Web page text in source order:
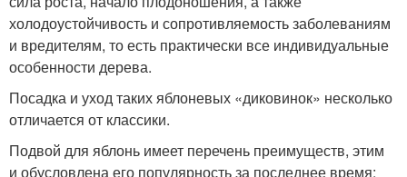
холодоустойчивость и сопротивляемость заболеваниям
и вредителям, то есть практически все индивидуальные
особенности дерева.
Посадка и уход таких яблоневых «диковинок» несколько
отличается от классики.
Подвой для яблонь имеет перечень преимуществ, этим
и обусловлена его популярность за последнее время: